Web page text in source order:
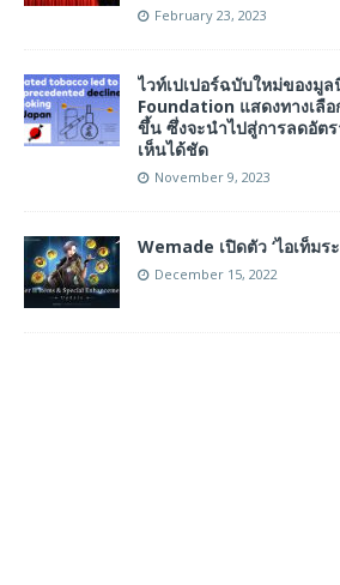
February 23, 2023
ไวท์เปเปอร์ฉบับใหม่ของมู
Foundation แสดงทางเลื
ขึ้น ซึ่งจะนำไปสู่การลดอัต
เห็นได้ชัด
November 9, 2023
Wemade เปิดตัว ‘ไอเท็มร
December 15, 2022